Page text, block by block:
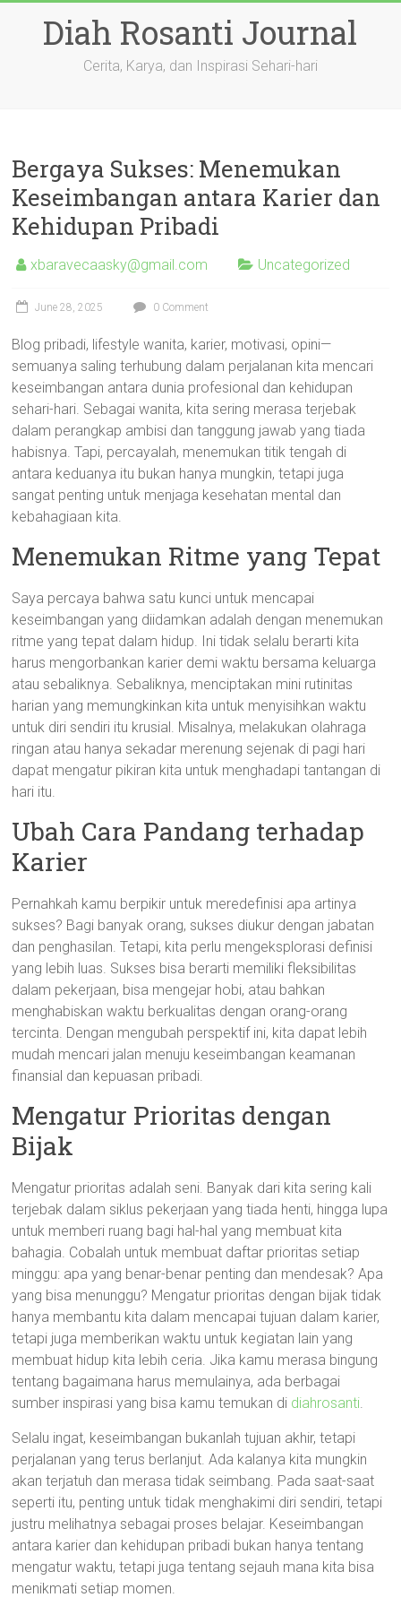
contentDiah Rosanti Journal
Cerita, Karya, dan Inspirasi Sehari-hari
Bergaya Sukses: Menemukan
Keseimbangan antara Karier dan
Kehidupan Pribadi
xbaravecaasky@gmail.com Uncategorized
June 28, 2025 0 Comment
Blog pribadi, lifestyle wanita, karier, motivasi, opini—
semuanya saling terhubung dalam perjalanan kita mencari
keseimbangan antara dunia profesional dan kehidupan
sehari-hari. Sebagai wanita, kita sering merasa terjebak
dalam perangkap ambisi dan tanggung jawab yang tiada
habisnya. Tapi, percayalah, menemukan titik tengah di
antara keduanya itu bukan hanya mungkin, tetapi juga
sangat penting untuk menjaga kesehatan mental dan
kebahagiaan kita.
Menemukan Ritme yang Tepat
Saya percaya bahwa satu kunci untuk mencapai
keseimbangan yang diidamkan adalah dengan menemukan
ritme yang tepat dalam hidup. Ini tidak selalu berarti kita
harus mengorbankan karier demi waktu bersama keluarga
atau sebaliknya. Sebaliknya, menciptakan mini rutinitas
harian yang memungkinkan kita untuk menyisihkan waktu
untuk diri sendiri itu krusial. Misalnya, melakukan olahraga
ringan atau hanya sekadar merenung sejenak di pagi hari
dapat mengatur pikiran kita untuk menghadapi tantangan di
hari itu.
Ubah Cara Pandang terhadap
Karier
Pernahkah kamu berpikir untuk meredefinisi apa artinya
sukses? Bagi banyak orang, sukses diukur dengan jabatan
dan penghasilan. Tetapi, kita perlu mengeksplorasi definisi
yang lebih luas. Sukses bisa berarti memiliki fleksibilitas
dalam pekerjaan, bisa mengejar hobi, atau bahkan
menghabiskan waktu berkualitas dengan orang-orang
tercinta. Dengan mengubah perspektif ini, kita dapat lebih
mudah mencari jalan menuju keseimbangan keamanan
finansial dan kepuasan pribadi.
Mengatur Prioritas dengan
Bijak
Mengatur prioritas adalah seni. Banyak dari kita sering kali
terjebak dalam siklus pekerjaan yang tiada henti, hingga lupa
untuk memberi ruang bagi hal-hal yang membuat kita
bahagia. Cobalah untuk membuat daftar prioritas setiap
minggu: apa yang benar-benar penting dan mendesak? Apa
yang bisa menunggu? Mengatur prioritas dengan bijak tidak
hanya membantu kita dalam mencapai tujuan dalam karier,
tetapi juga memberikan waktu untuk kegiatan lain yang
membuat hidup kita lebih ceria. Jika kamu merasa bingung
tentang bagaimana harus memulainya, ada berbagai
sumber inspirasi yang bisa kamu temukan di diahrosanti.
Selalu ingat, keseimbangan bukanlah tujuan akhir, tetapi
perjalanan yang terus berlanjut. Ada kalanya kita mungkin
akan terjatuh dan merasa tidak seimbang. Pada saat-saat
seperti itu, penting untuk tidak menghakimi diri sendiri, tetapi
justru melihatnya sebagai proses belajar. Keseimbangan
antara karier dan kehidupan pribadi bukan hanya tentang
mengatur waktu, tetapi juga tentang sejauh mana kita bisa
menikmati setiap momen.